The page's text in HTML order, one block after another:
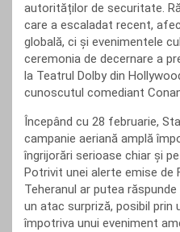
autorităților de securitate.
care a escaladat recent,
globală, ci și evenimentele
ceremonia de decernare a
la Teatrul Dolby din
cunoscutul comediant Conan
Începând cu 28 februarie,
campanie aeriană amplă
îngrijorări serioase chiar și
Potrivit unei alerte emise de
Teheranul ar putea
un atac surpriză, posibil prin
împotriva unui eveniment